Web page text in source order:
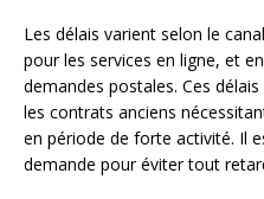
Les délais varient selon le
pour les services en ligne, et
demandes postales. Ces
les contrats anciens
en période de forte activité. Il
demande pour éviter tout